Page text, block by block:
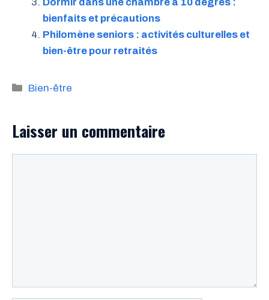
bienfaits et précautions
Philomène seniors : activités culturelles et
bien-être pour retraités
Catégories
Bien-être
Laisser un commentaire